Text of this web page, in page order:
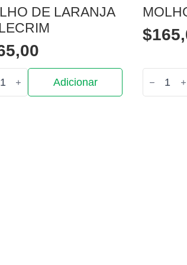
DE LARANJA
Adicionar
$
de
Molho